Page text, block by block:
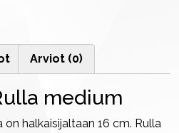
Arviot (0)
medium
halkaisijaltaan 16 cm. Rulla